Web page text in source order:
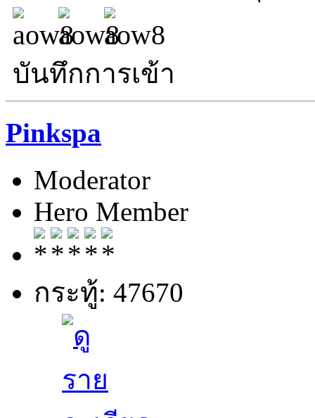
บันทึกการเข้า
Pinkspa
Moderator
Hero Member
กระทู้: 47670